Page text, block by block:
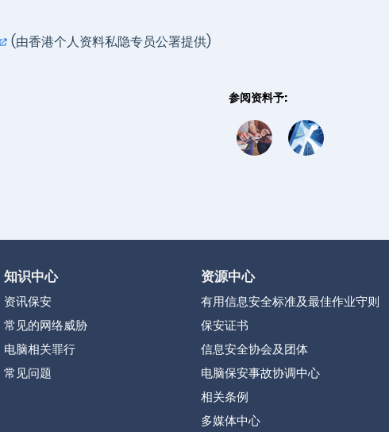
(由香港个人资料私隐专员公署提供)
参阅资料予:
知识中心
资讯保安
常见的网络威胁
电脑相关罪行
常见问题
资源中心
有用信息安全标准及最佳作业守则
保安证书
信息安全协会及团体
电脑保安事故协调中心
相关条例
多媒体中心